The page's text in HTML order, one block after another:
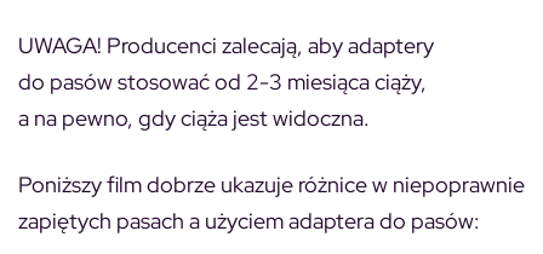
UWAGA! Producenci zalecają, aby adaptery
do pasów stosować od 2-3 miesiąca ciąży,
a na pewno, gdy ciąża jest widoczna.
Poniższy film dobrze ukazuje różnice w niepoprawnie
zapiętych pasach a użyciem adaptera do pasów: